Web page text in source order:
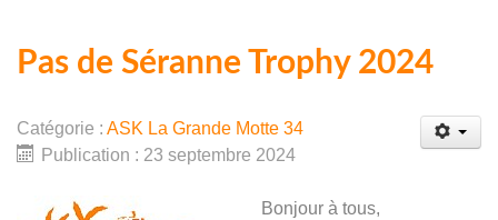
Pas de Séranne Trophy 2024
Catégorie : ASK La Grande Motte 34
Publication : 23 septembre 2024
Bonjour à tous,